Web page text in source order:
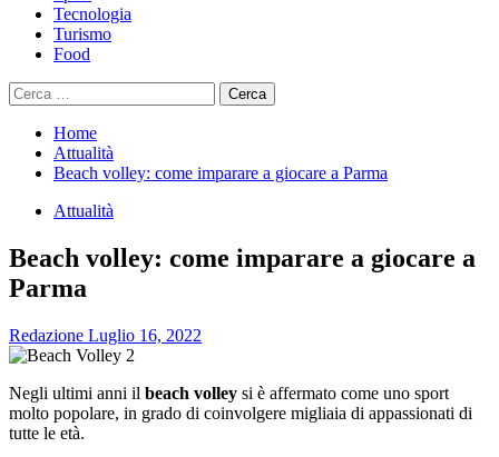
Tecnologia
Turismo
Food
Ricerca
per:
Home
Attualità
Beach volley: come imparare a giocare a Parma
Attualità
Beach volley: come imparare a giocare a
Parma
Redazione Luglio 16, 2022
Negli ultimi anni il beach volley si è affermato come uno sport
molto popolare, in grado di coinvolgere migliaia di appassionati di
tutte le età.